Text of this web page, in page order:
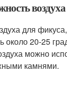
для
20-25
можно
камнями.